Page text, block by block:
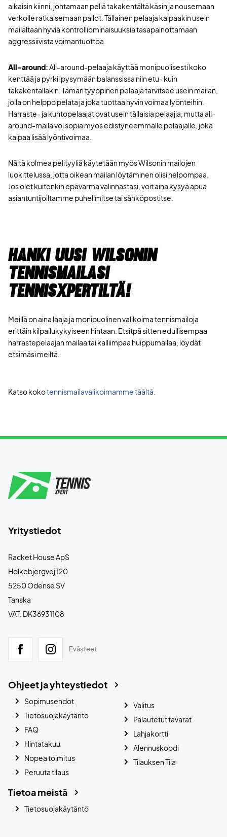
aikaisin kiinni, johtamaan peliä takakentältä käsin ja nousemaan
verkolle ratkaisemaan pallot. Tällainen pelaaja kaipaakin usein
mailaltaan hyviä kontrolliominaisuuksia tasapainottamaan
aggressiivista voimantuottoa.
All-around:All-around-pelaaja käyttää monipuolisesti koko
kenttää ja pyrkii pysymään balanssissa niin etu- kuin
takakentälläkin. Tämän tyyppinen pelaaja tarvitsee usein mailan,
jolla on helppo pelata ja joka tuottaa hyvin voimaa lyönteihin.
Harraste- ja kuntopelaajat ovat usein tällaisia pelaajia, mutta all-
around-maila voi sopia myös edistyneemmälle pelaajalle, joka
kaipaa lisää lyöntivoimaa.
Näitä kolmea pelityyliä käytetään myös Wilsonin mailojen
luokittelussa, jotta oikean mailan löytäminen olisi helpompaa.
Jos olet kuitenkin epävarma valinnastasi, voit aina kysyä apua
asiantuntijoiltamme puhelimitse tai sähköpostitse.
Hanki uusi Wilsonin
tennismailasi
TennisXpertiltä!
Meillä on aina laaja ja monipuolinen valikoima tennismailoja
erittäin kilpailukykyiseen hintaan. Etsitpä sitten edullisempaa
harrastepelaajan mailaa tai kalliimpaa huippumailaa, löydät
etsimäsi meiltä.
Katso kokotennismailavalikoimamme täältä.
Yritystiedot
Racket House ApS
Holkebjergvej 120
5250 Odense SV
Tanska
VAT: DK36931108
Evästeet
Ohjeet ja yhteystiedot
Sopimusehdot
Tietosuojakäytäntö
FAQ
Hintatakuu
Nopea toimitus
Peruuta tilaus
Valitus
Palautetut tavarat
Lahjakortti
Alennuskoodi
Tilauksen Tila
Tietoa meistä
Tietosuojakäytäntö